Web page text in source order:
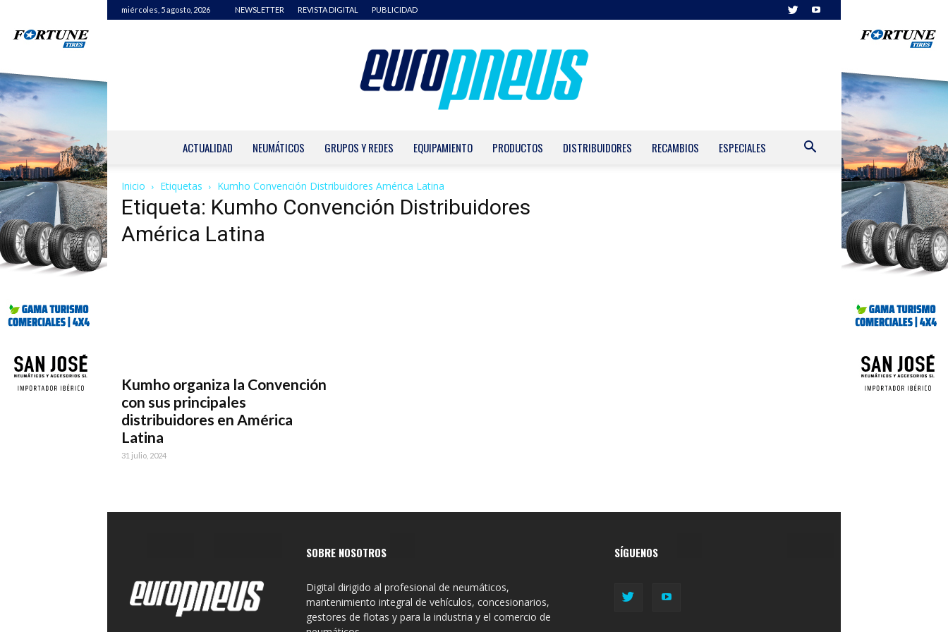
miércoles, 5 agosto, 2026 NEWSLETTER REVISTA DIGITAL PUBLICIDAD
ACTUALIDAD NEUMÁTICOS GRUPOS Y REDES EQUIPAMIENTO PRODUCTOS DISTRIBUIDORES RECAMBIOS ESPECIALES
Inicio Etiquetas Kumho Convención Distribuidores América Latina
Etiqueta: Kumho Convención Distribuidores
América Latina
Kumho organiza la Convención
con sus principales
distribuidores en América
Latina
31 julio, 2024
SOBRE NOSOTROS
Digital dirigido al profesional de neumáticos,
mantenimiento integral de vehículos, concesionarios,
gestores de flotas y para la industria y el comercio de
SÍGUENOS